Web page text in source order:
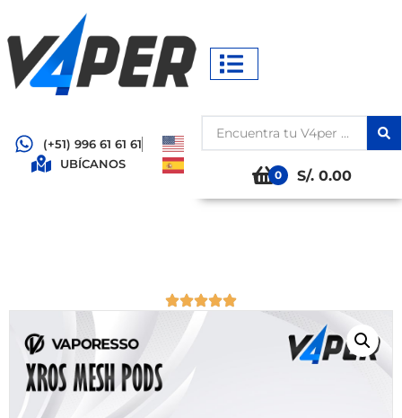
(+51) 996 61 61 61
UBÍCANOS
0
S/. 0.00